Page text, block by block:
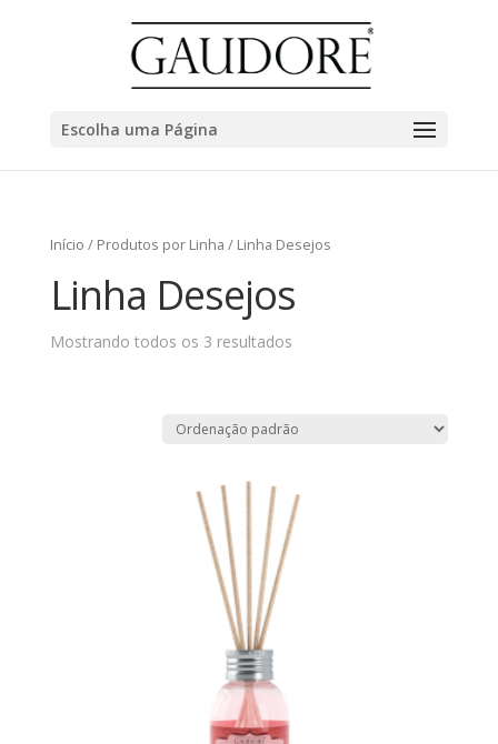
Escolha uma Página
Início / Produtos por Linha / Linha Desejos
Linha Desejos
Mostrando todos os 3 resultados